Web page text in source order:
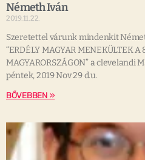
Németh Iván
2019.11.22.
Szeretettel várunk mindenkit
“ERDÉLY MAGYAR MENEKÜLTEK
MAGYARORSZÁGON” a clevelandi
péntek, 2019 Nov 29 d.u.
BŐVEBBEN »